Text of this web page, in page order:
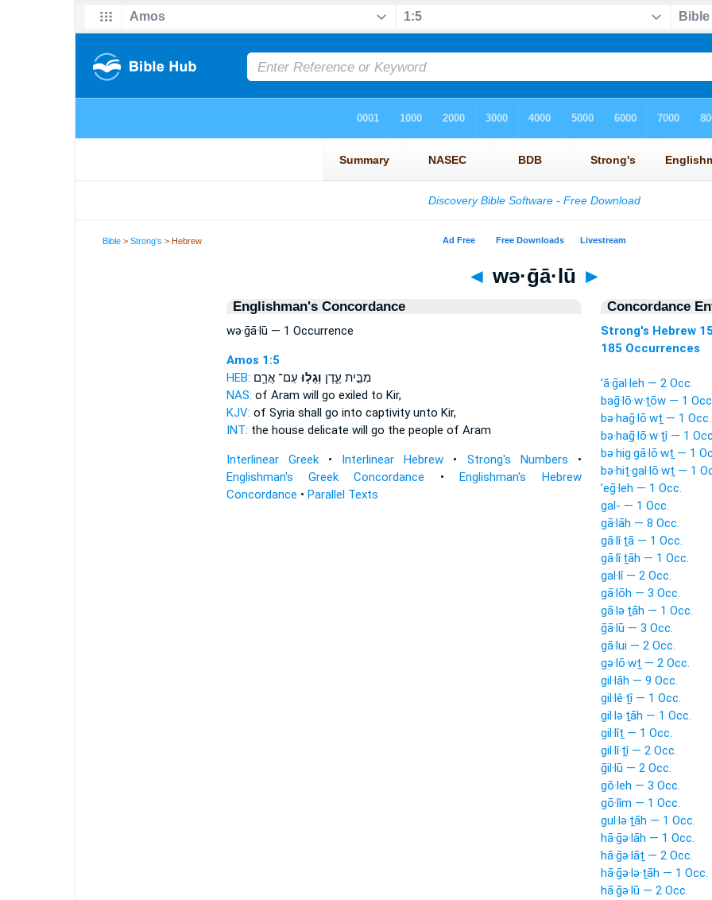
Bible >Strong's > Hebrew
◄ wə·ḡā·lū ►
Englishman's Concordance
wə·ḡā·lū — 1 Occurrence
Amos 1:5
HEB:
מִבֵּ֣ית עֶ֑דֶן וְגָל֧וּ עַם־ אֲרָ֛ם
NAS: of Aram will go exiled to Kir,
KJV: of Syria shall go into captivityunto Kir,
INT: the house delicate will go the people of Aram
Interlinear Greek• Interlinear Hebrew • Strong's Numbers •
Englishman's Greek Concordance •Englishman's Hebrew
Concordance • Parallel Texts
Concordance
Strong's Hebrew
185 Occurrences
’ă·ḡal·leh — 2 Occ.
baḡ·lō·w·ṯōw — 1
bə·haḡ·lō·wṯ — 1 Occ.
bə·haḡ·lō·w·ṯî — 1
bə·hig·gā·lō·wṯ — 1
bə·hiṯ·gal·lō·wṯ — 1
’eḡ·leh — 1 Occ.
gal- — 1 Occ.
gā·lāh — 8 Occ.
gā·lî·ṯā — 1 Occ.
gā·lî·ṯāh — 1 Occ.
gal·lî — 2 Occ.
gā·lōh — 3 Occ.
gā·lə·ṯāh — 1 Occ.
ḡā·lū — 3 Occ.
gā·lui — 2 Occ.
gə·lō·wṯ — 2 Occ.
gil·lāh — 9 Occ.
gil·lê·ṯî — 1 Occ.
gil·lə·ṯāh — 1 Occ.
gil·lîṯ — 1 Occ.
gil·lî·ṯî — 2 Occ.
ḡil·lū — 2 Occ.
gō·leh — 3 Occ.
gō·lîm — 1 Occ.
gul·lə·ṯāh — 1 Occ.
hā·ḡə·lāh — 1 Occ.
hā·ḡə·lāṯ — 2 Occ.
hā·ḡə·lə·ṯāh — 1 Occ.
hā·ḡə·lū — 2 Occ.